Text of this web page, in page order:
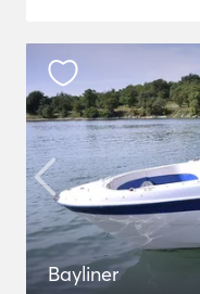
Bayliner